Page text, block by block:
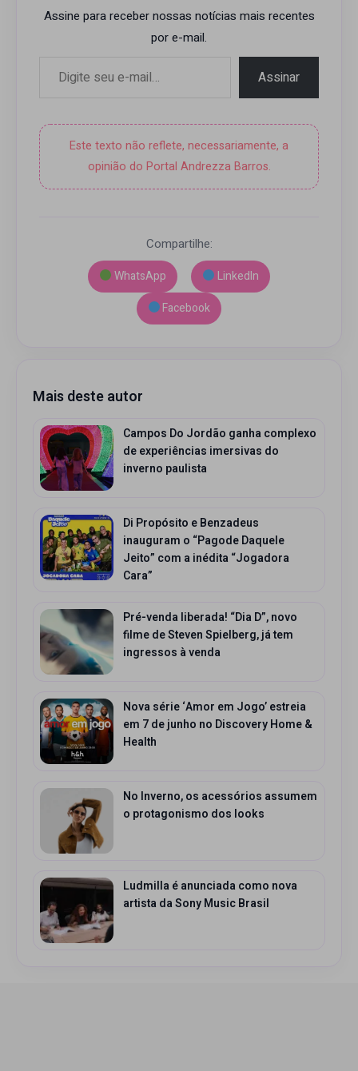
Assine para receber nossas notícias mais recentes
por e-mail.
Assinar
Este texto não reflete, necessariamente, a
opinião do Portal Andrezza Barros.
Compartilhe:
WhatsApp
LinkedIn
Facebook
Mais deste autor
Campos Do Jordão ganha complexo
de experiências imersivas do
inverno paulista
Di Propósito e Benzadeus
inauguram o “Pagode Daquele
Jeito” com a inédita “Jogadora
Cara”
Pré-venda liberada! “Dia D”, novo
filme de Steven Spielberg, já tem
ingressos à venda
Nova série ‘Amor em Jogo’ estreia
em 7 de junho no Discovery Home &
Health
No Inverno, os acessórios assumem
o protagonismo dos looks
Ludmilla é anunciada como nova
artista da Sony Music Brasil